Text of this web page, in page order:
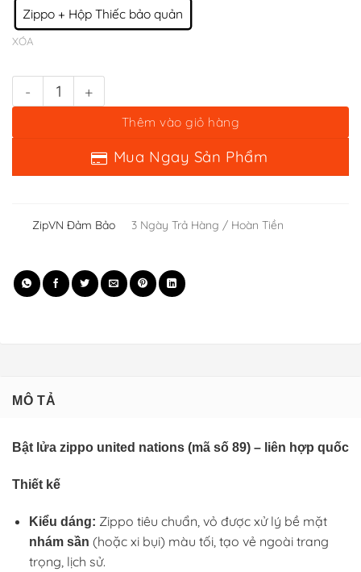
ZipVN Đảm Bảo 3 Ngày Trả Hàng / Hoàn Tiền
MÔ TẢ
Bật lửa zippo united nations (mã số 89) – liên hợp quốc
Thiết kế
Kiểu dáng: Zippo tiêu chuẩn, vỏ được xử lý bề mặt
nhám sần (hoặc xi bụi) màu tối, tạo vẻ ngoài trang
trọng, lịch sử.